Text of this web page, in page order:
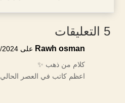
5 التعليقات
Rawh osman على 04/03/2024 في 4:07 م
كلام من ذهب ✨
اعظم كاتب في العصر الحالي